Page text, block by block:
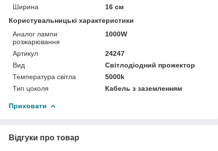
Ширина
16 см
Користувальницькі характеристики
Аналог лампи
розжарювання
1000W
Артикул
24247
Вид
Світлодіодний прожектор
Температура світла
5000k
Тип цоколя
Кабель з заземленням
Приховати
Відгуки про товар